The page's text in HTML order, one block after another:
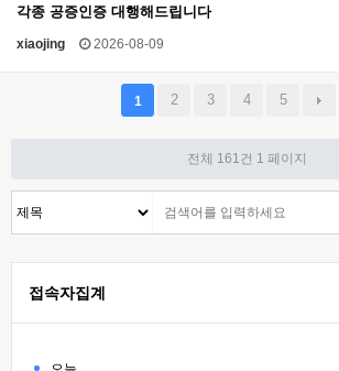
각종 공증인증 대행해드립니다
xiaojing 2026-08-09
1 2 3 4 5
전체 161건 1 페이지
접속자집계